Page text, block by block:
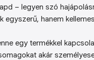
– legyen szó
egyszerű, hanem
egy termékkel
akár